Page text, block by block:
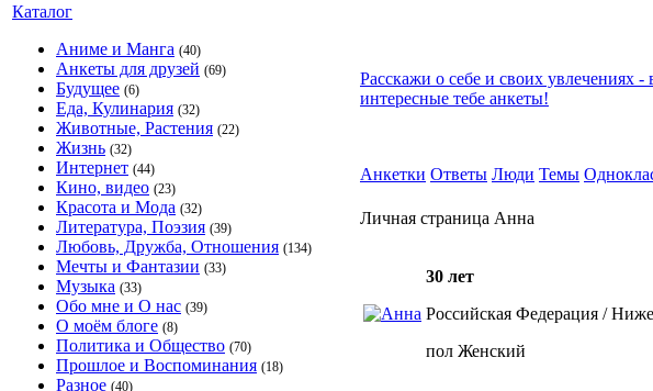
Каталог
Аниме и Манга (40)
Анкеты для друзей (69)
Будущее (6)
Еда, Кулинария (32)
Животные, Растения (22)
Жизнь (32)
Интернет (44)
Кино, видео (23)
Красота и Мода (32)
Литература, Поэзия (39)
Любовь, Дружба, Отношения (134)
Мечты и Фантазии (33)
Музыка (33)
Обо мне и О нас (39)
О моём блоге (8)
Политика и Общество (70)
Прошлое и Воспоминания (18)
Разное (40)
Расскажи о себе и своих увлечениях
интересные тебе анкеты!
Анкетки Ответы Люди Темы
Личная страница Анна
30 лет
Российская Федерация /
пол Женский